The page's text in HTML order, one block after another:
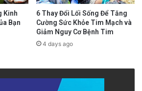
tôi biết bạn thất vọng khi bỏ
viên Candace Andersen nói,
Kinh
Bạn
6 Thay Đổi Lối Sống Để Tăng
Cường Sức Khỏe Tim Mạch và
Giảm Nguy Cơ Bệnh Tim
4 days ago